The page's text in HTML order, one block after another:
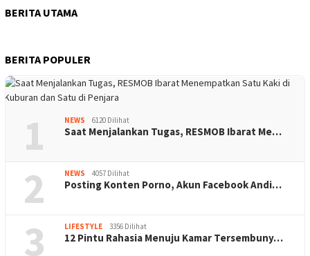
BERITA UTAMA
BERITA POPULER
1 NEWS 6120 Dilihat
Saat Menjalankan Tugas, RESMOB Ibarat Me…
2 NEWS 4057 Dilihat
Posting Konten Porno, Akun Facebook Andi…
3 LIFESTYLE 3356 Dilihat
12 Pintu Rahasia Menuju Kamar Tersembuny…